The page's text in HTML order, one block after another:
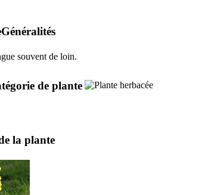
Généralités
souvent de loin.
de plante
la plante